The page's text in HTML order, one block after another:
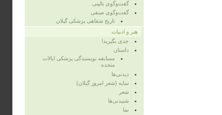
گفت‌وگوی بالینی
گفت‌وگوی صنفی
تاریخ شفاهی پزشکی گیلان
هنر و ادبیات
جدی بگیرید!
داستان
مسابقه نویسندگی پزشکی ایالات
متحده
دیدنی‌ها
سایه (شعر امروز گیلان)
شعر
شنیدنی‌ها
نما